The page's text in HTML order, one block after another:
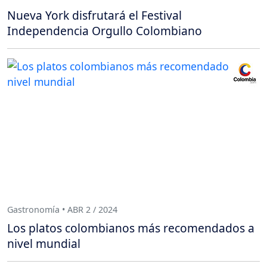
Nueva York disfrutará el Festival
Independencia Orgullo Colombiano
Gastronomía • ABR 2 / 2024
Los platos colombianos más recomendados a
nivel mundial